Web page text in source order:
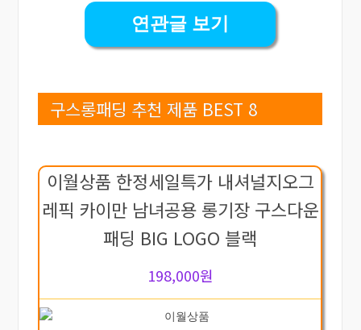
연관글 보기
구스롱패딩 추천 제품 BEST 8
이월상품 한정세일특가 내셔널지오그
레픽 카이만 남녀공용 롱기장 구스다운
패딩 BIG LOGO 블랙
198,000원